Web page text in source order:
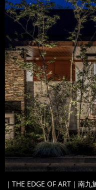
｜THE EDGE OF ART｜南